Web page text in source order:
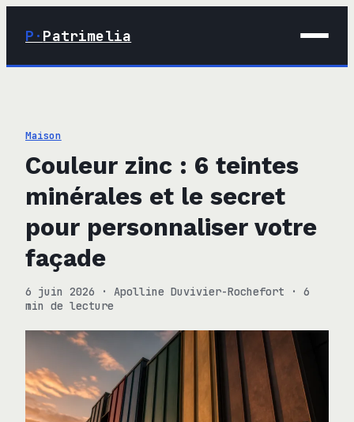
P· Patrimelia
03 · Immobilier
04 · Finance
Maison
Couleur zinc : 6 teintes
minérales et le secret
pour personnaliser votre
façade
6 juin 2026 · Apolline Duvivier-Rochefort ·
6
min de lecture